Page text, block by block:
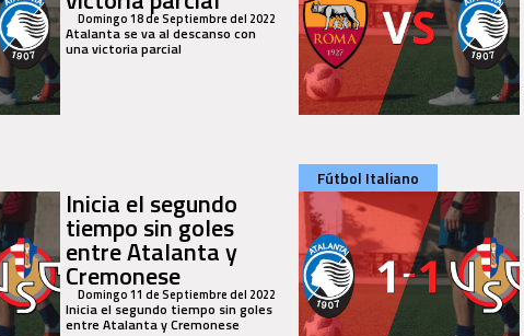
Domingo 18 de Septiembre del 2022
Atalanta se va al descanso con
una victoria parcial
Inicia el segundo
tiempo sin goles
entre Atalanta y
Cremonese
Domingo 11 de Septiembre del 2022
Inicia el segundo tiempo sin goles
entre Atalanta y Cremonese
Fútbol Italiano